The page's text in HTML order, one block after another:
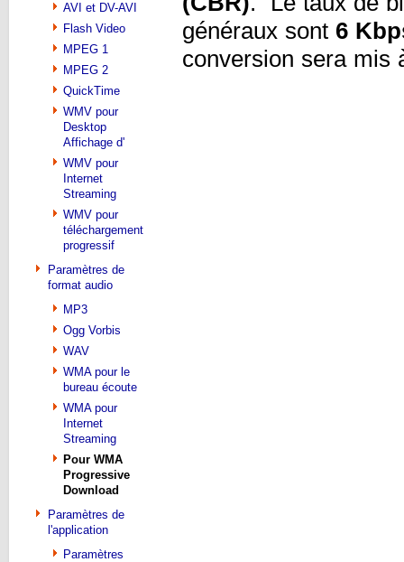
AVI et DV-AVI
Flash Video
MPEG 1
MPEG 2
QuickTime
WMV pour
Desktop
Affichage d'
WMV pour
Internet
Streaming
WMV pour
téléchargement
progressif
Paramètres de
format audio
MP3
Ogg Vorbis
WAV
WMA pour le
bureau écoute
WMA pour
Internet
Streaming
Pour WMA
Progressive
Download
Paramètres de
l'application
Paramètres
généraux sont 6
conversion sera mis